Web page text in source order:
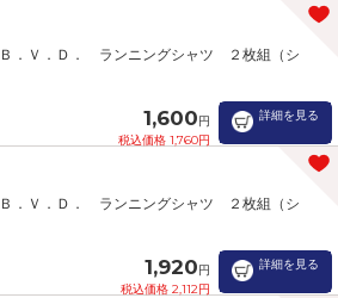
Ｂ．Ｖ．Ｄ． ランニングシャツ ２枚組（シ
1,600円
税込価格 1,760円
詳細を見る
Ｂ．Ｖ．Ｄ． ランニングシャツ ２枚組（シ
1,920円
税込価格 2,112円
詳細を見る